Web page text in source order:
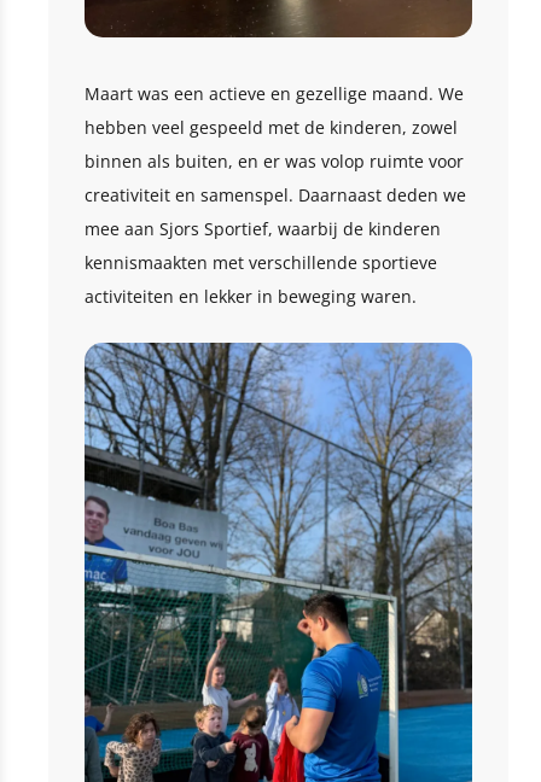
Maart was een actieve en gezellige maand. We
hebben veel gespeeld met de kinderen, zowel
binnen als buiten, en er was volop ruimte voor
creativiteit en samenspel. Daarnaast deden we
mee aan Sjors Sportief, waarbij de kinderen
kennismaakten met verschillende sportieve
activiteiten en lekker in beweging waren.